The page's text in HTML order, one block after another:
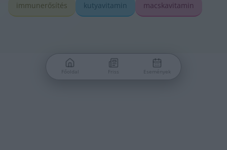
immunerősítés kutyavitamin macskavitamin
Főoldal Friss Események